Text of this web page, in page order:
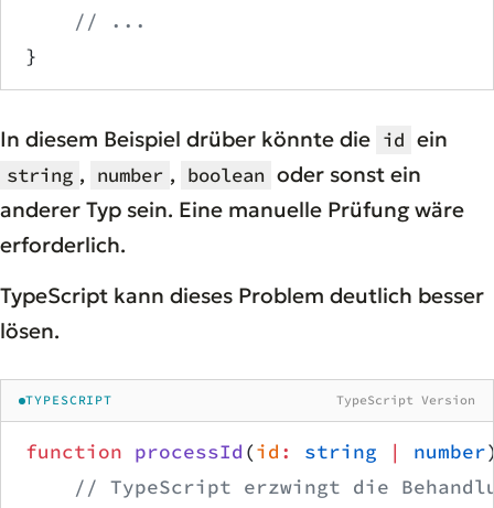
    // ...
}
In diesem Beispiel drüber könnte die id ein
string , number , boolean oder sonst ein
anderer Typ sein. Eine manuelle Prüfung wäre
erforderlich.
TypeScript kann dieses Problem deutlich besser
lösen.
TYPESCRIPT TypeScript Version
function processId (id : string | number
// TypeScript erzwingt die